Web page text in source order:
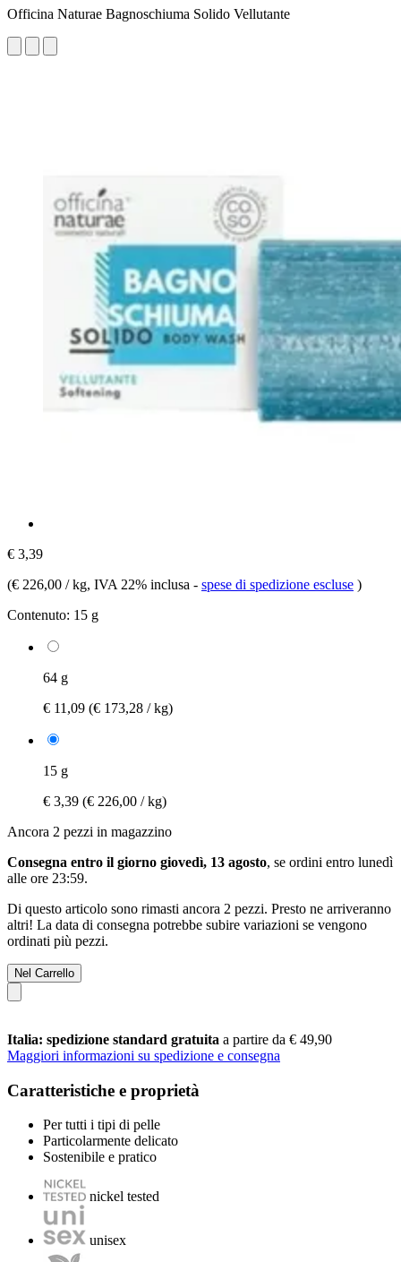
Officina Naturae Bagnoschiuma Solido Vellutante
€ 3,39
(€ 226,00 / kg, IVA 22% inclusa - spese di spedizione escluse )
Contenuto: 15 g
64 g
€ 11,09 (€ 173,28 / kg)
15 g
€ 3,39 (€ 226,00 / kg)
Ancora 2 pezzi in magazzino
Consegna entro il giorno giovedì, 13 agosto, se ordini entro lunedì
alle ore 23:59.
Di questo articolo sono rimasti ancora 2 pezzi. Presto ne arriveranno
altri! La data di consegna potrebbe subire variazioni se vengono
ordinati più pezzi.
Nel Carrello
Italia: spedizione standard gratuita a partire da € 49,90
Maggiori informazioni su spedizione e consegna
Caratteristiche e proprietà
Per tutti i tipi di pelle
Particolarmente delicato
Sostenibile e pratico
nickel tested
unisex